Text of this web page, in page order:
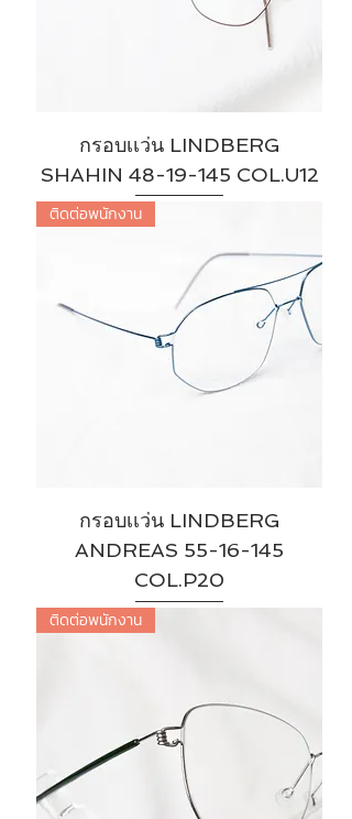
กรอบเเว่น LINDBERG
SHAHIN 48-19-145 COL.U12
ติดต่อพนักงาน
กรอบเเว่น LINDBERG
ANDREAS 55-16-145
COL.P20
ติดต่อพนักงาน